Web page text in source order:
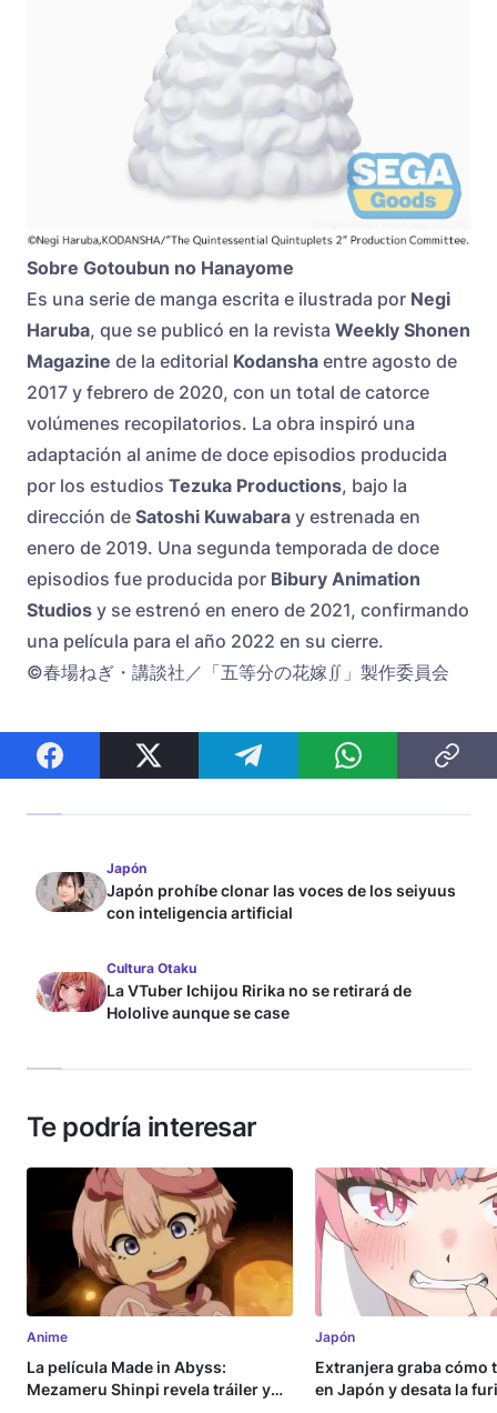
Sobre Gotoubun no Hanayome
Es una serie de manga escrita e ilustrada por Negi
Haruba, que se publicó en la revista Weekly Shonen
Magazine de la editorial Kodansha entre agosto de
2017 y febrero de 2020, con un total de catorce
volúmenes recopilatorios. La obra inspiró una
adaptación al anime de doce episodios producida
por los estudios Tezuka Productions, bajo la
dirección de Satoshi Kuwabara y estrenada en
enero de 2019. Una segunda temporada de doce
episodios fue producida por Bibury Animation
Studios y se estrenó en enero de 2021, confirmando
una película para el año 2022 en su cierre.
©春場ねぎ・講談社／「五等分の花嫁∬」製作委員会
Japón
Japón prohíbe clonar las voces de los seiyuus
con inteligencia artificial
Cultura Otaku
La VTuber Ichijou Ririka no se retirará de
Hololive aunque se case
Te podría interesar
Anime
La película Made in Abyss:
Mezameru Shinpi revela tráiler y
Japón
Extranjera graba cómo
en Japón y desata la